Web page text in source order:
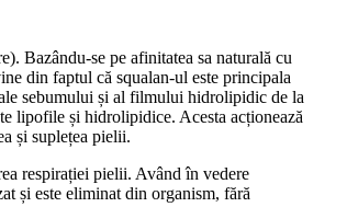
Bazându-se pe afinitatea sa naturală cu
din faptul că squalan-ul este principala
sebumului și al filmului hidrolipidic de la
lipofile și hidrolipidice. Acesta acționează
și suplețea pielii.
respirației pielii. Având în vedere
și este eliminat din organism, fără